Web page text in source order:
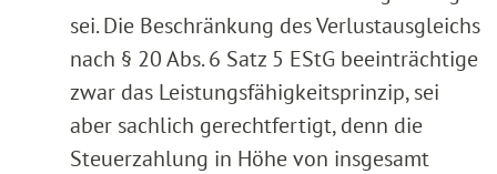
sei. Die Beschränkung des Verlustausgleichs
nach § 20 Abs. 6 Satz 5 EStG beeinträchtige
zwar das Leistungsfähigkeitsprinzip, sei
aber sachlich gerechtfertigt, denn die
Steuerzahlung in Höhe von insgesamt